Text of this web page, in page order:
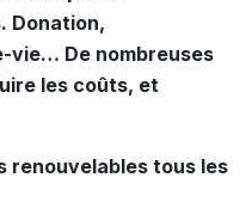
Donation,
vie… De nombreuses
les coûts, et
renouvelables tous les